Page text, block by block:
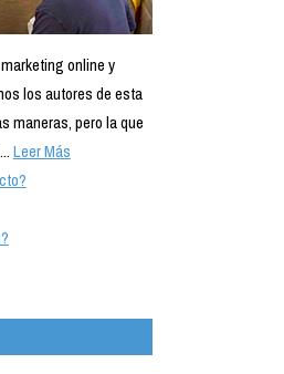
online y
los autores de esta
maneras, pero la que
Leer Más